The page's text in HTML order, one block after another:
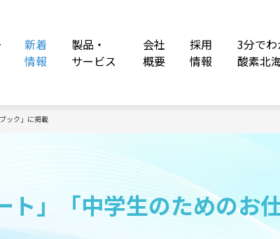
新着
情報
製品・
サービス
会社
概要
採用
情報
3分で
酸素北
ック」に掲載
ト」「中学生のためのお